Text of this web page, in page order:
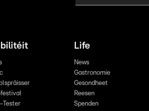
Tester
Life
News
Gastronomie
Gesondheet
Reesen
Spenden